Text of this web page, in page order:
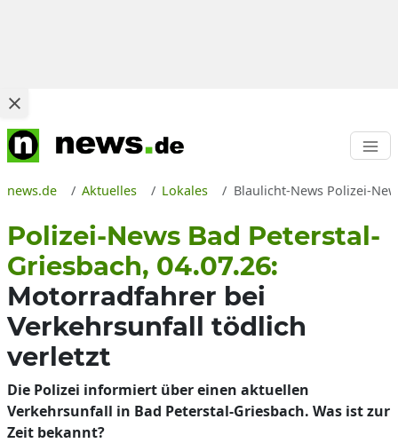
news.de Aktuelles Lokales Blaulicht-News Polizei-
Polizei-News Bad Peterstal-
Griesbach, 04.07.26:
Motorradfahrer bei
Verkehrsunfall tödlich
verletzt
Die Polizei informiert über einen aktuellen
Verkehrsunfall in Bad Peterstal-Griesbach. Was ist zur
Zeit bekannt?